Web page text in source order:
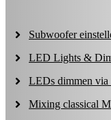
Subwoofer
LED Lights &
LEDs dimmen
Mixing classical